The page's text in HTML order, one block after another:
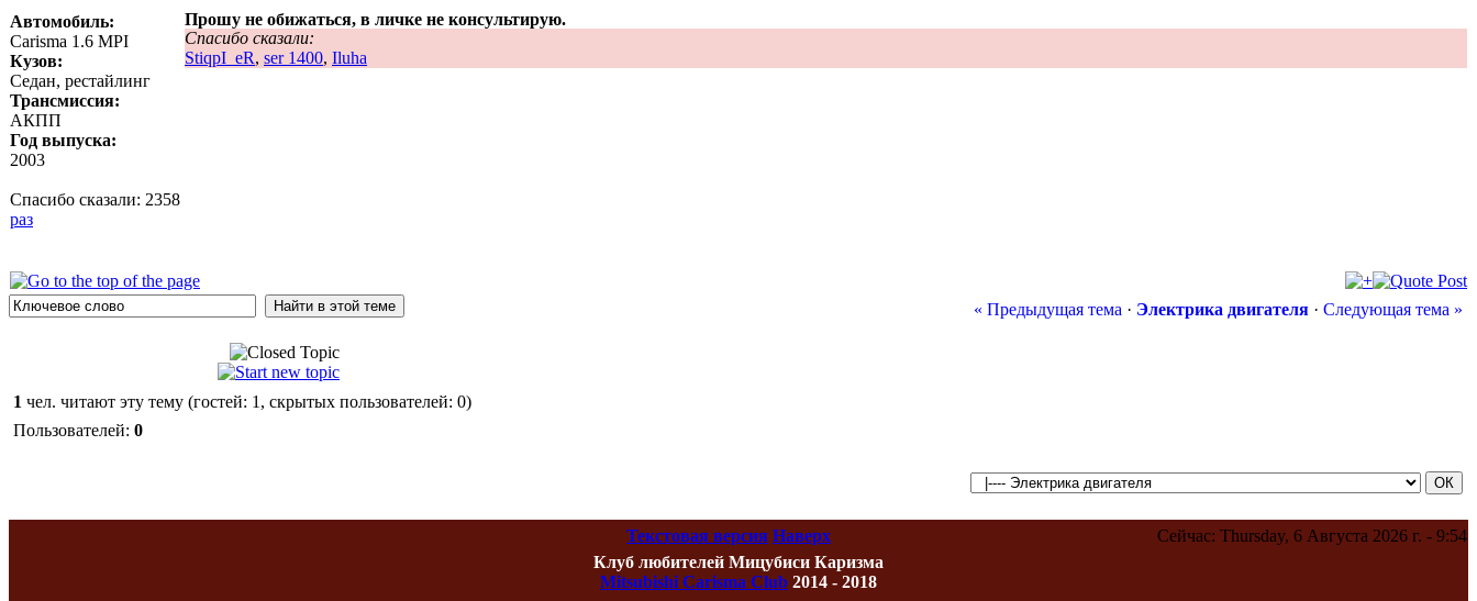
Автомобиль:
Carisma 1.6 MPI
Кузов:
Седан, рестайлинг
Трансмиссия:
АКПП
Год выпуска:
2003
Спасибо сказали: 2358
раз
Прошу не обижаться, в личке не консультирую.
Спасибо сказали:
StiqpI_eR, ser 1400, Iluha
« Предыдущая тема · Электрика двигателя · Следующая тема »
1 чел. читают эту тему (гостей: 1, скрытых пользователей: 0)
Пользователей: 0
Текстовая версия Наверх
Сейчас: Thursday, 6 Августа 2026 г. - 9:54
Клуб любителей Мицубиси Каризма
Mitsubishi Carisma Club 2014 - 2018